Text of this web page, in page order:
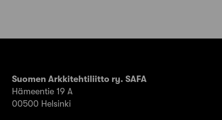
Suomen Arkkitehtiliitto ry. SAFA
Hämeentie 19 A
00500 Helsinki